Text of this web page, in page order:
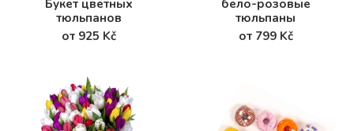
Букет цветных
тюльпанов
от 925 Kč
бело-розовые
тюльпаны
от 799 Kč